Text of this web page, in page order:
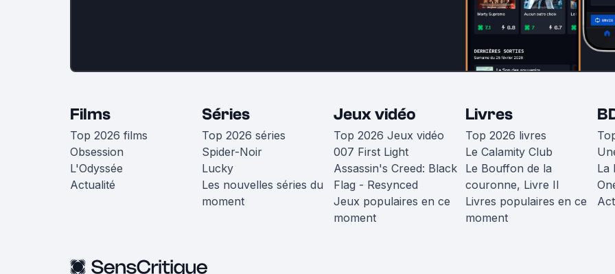
Films
Top 2026 films
Obsession
L'Odyssée
Actualité
Séries
Top 2026 séries
Spider-Noir
Lucky
Les nouvelles séries du
moment
Jeux vidéo
Top 2026 Jeux vidéo
007 First Light
Assassin's Creed: Black
Flag - Resynced
Jeux populaires en ce
moment
Livres
Top 2026 livres
Le Calamity Club
Le Bouffon de la
couronne, Livre II
Livres populaires en ce
moment
La